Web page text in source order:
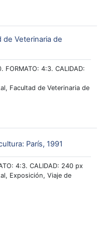
de Veterinaria de
FORMATO: 4:3. CALIDAD:
Facultad de Veterinaria de
París, 1991
4:3. CALIDAD: 240 px
Exposición, Viaje de